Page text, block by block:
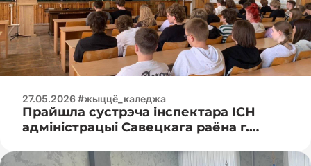
27.05.2026 #жыццё_каледжа
Прайшла сустрэча інспектара ІСН
адміністрацыі Савецкага раёна г.
навучэнцамі